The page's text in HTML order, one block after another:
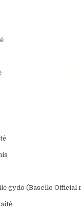
gydo (Bäsello Official